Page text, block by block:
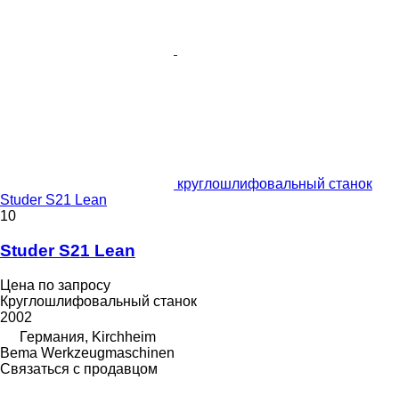
круглошлифовальный станок
Studer S21 Lean
10
Studer S21 Lean
Цена по запросу
Круглошлифовальный станок
2002
Германия, Kirchheim
Bema Werkzeugmaschinen
Связаться с продавцом